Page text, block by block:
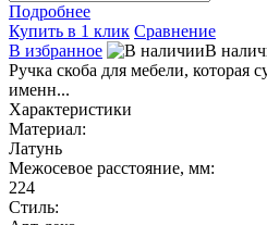
Подробнее
Купить в 1 клик Сравнение
В избранное
В
Ручка скоба для мебели, которая
именн...
Характеристики
Материал:
Латунь
Межосевое расстояние, мм:
224
Стиль: